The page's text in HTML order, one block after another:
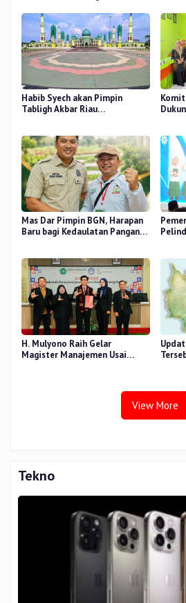
Habib Syech akan Pimpin
Tabligh Akbar Riau
Mas Dar Pimpin BGN, Harapan
Baru bagi Kedaulatan Pangan
H. Mulyono Raih Gelar
Magister Manajemen Usai
View More
Tekno